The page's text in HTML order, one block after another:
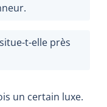
t-elle près
un certain luxe.